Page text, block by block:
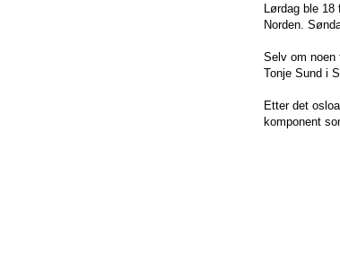
Lørdag ble
Norden.
Selv om
Tonje Sund i
Etter det
komponent